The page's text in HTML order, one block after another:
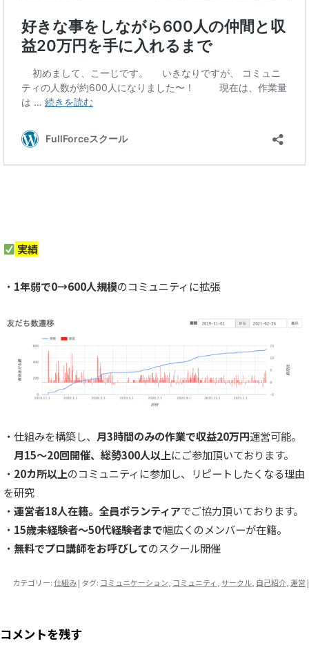
実績
・ 1年弱で0→600人規模のコミュニティに拡張
・仕組みを構築し、 月3時間のみの作業で収益20万円運営可能。
月15〜20回開催、総勢300人以上にご参加頂いております。
・ 20カ所以上のコミュニティに参加し、リピートしたくなる理由
を研究
・ 運営者18人在籍。全員ボランティアでご協力頂いております。
・ 15歳未経験者〜50代経験者まで幅広くのメンバーが在籍。
・ 無料でプロ講師をお呼びしてのスクール開催
カテゴリー:仕組み| タグ: コミュニケーション コミュニティ サークル 自己紹介 運営 |
コメントを残す